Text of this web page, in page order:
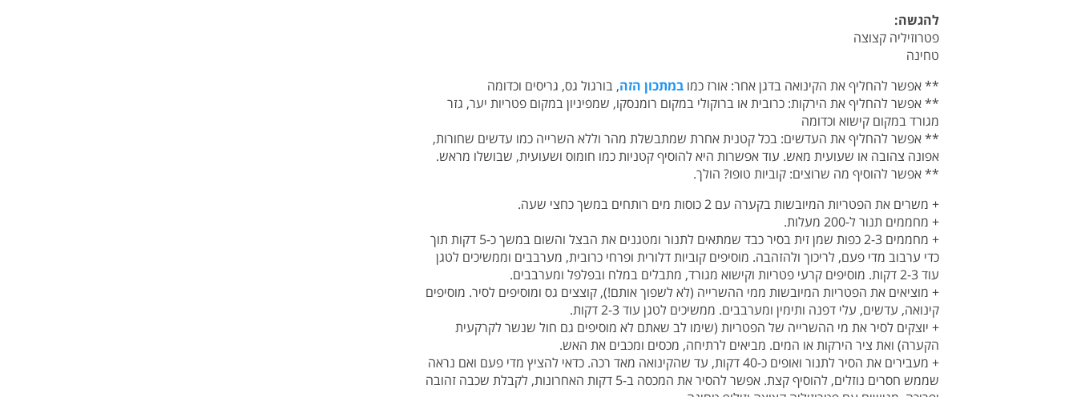
להגשה:
פטרוזיליה קצוצה
טחינה
** אפשר להחליף את הקינואה בדגן אחר: אורז כמו במתכון הזה, בורגול גס, גריסים וכדומה
** אפשר להחליף את הירקות: כרובית או ברוקולי במקום רומנסקו, שמפיניון במקום פטריות יער, גזר
מגורד במקום קישוא וכדומה
** אפשר להחליף את העדשים: בכל קטנית אחרת שמתבשלת מהר וללא השרייה כמו עדשים שחורות,
אפונה צהובה או שעועית מאש. עוד אפשרות היא להוסיף קטניות כמו חומוס ושעועית, שבושלו מראש.
** אפשר להוסיף מה שרוצים: קוביות טופו? הולך.
+ משרים את הפטריות המיובשות בקערה עם 2 כוסות מים רותחים במשך כחצי שעה.
+ מחממים תנור ל-200 מעלות.
+ מחממים 2-3 כפות שמן זית בסיר כבד שמתאים לתנור ומטגנים את הבצל והשום במשך כ-5 דקות תוך
כדי ערבוב מדי פעם, לריכוך ולהזהבה. מוסיפים קוביות דלורית ופרחי כרובית, מערבבים וממשיכים לטגן
עוד 2-3 דקות. מוסיפים קרעי פטריות וקישוא מגורד, מתבלים במלח ובפלפל ומערבבים.
+ מוציאים את הפטריות המיובשות ממי ההשרייה (לא לשפוך אותם!), קוצצים גס ומוסיפים לסיר. מוסיפים
קינואה, עדשים, עלי דפנה ותימין ומערבבים. ממשיכים לטגן עוד 2-3 דקות.
+ יוצקים לסיר את מי ההשרייה של הפטריות (שימו לב שאתם לא מוסיפים גם חול שנשר לקרקעית
הקערה) ואת ציר הירקות או המים. מביאים לרתיחה, מכסים ומכבים את האש.
+ מעבירים את הסיר לתנור ואופים כ-40 דקות, עד שהקינואה מאד רכה. כדאי להציץ מדי פעם ואם נראה
שממש חסרים נוזלים, להוסיף קצת. אפשר להסיר את המכסה ב-5 דקות האחרונות, לקבלת שכבה זהובה